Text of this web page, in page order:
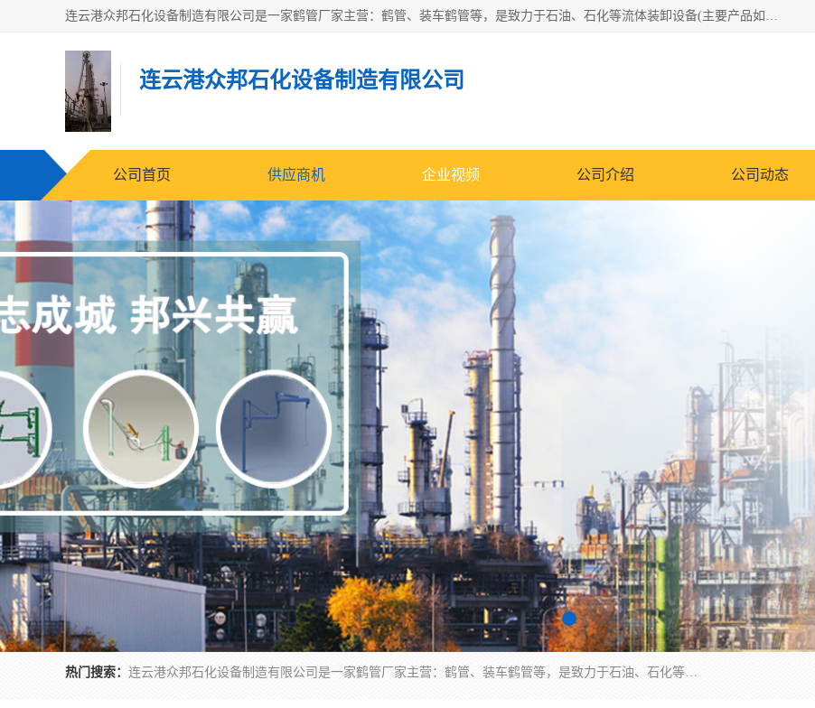
连云港众邦石化设备制造有限公司是一家鹤管厂家主营：鹤管、装车鹤管等，是致力于石油、石化等流体装卸设备(主要产品如鹤管、输油臂、脱缆钩等)的咨询、设计、制造、检测、安装指导、系统调试、维修维护等业务的公司。
连云港众邦石化设备制造有限公司
公司首页 供应商机 企业视频 公司介绍 公司动态
热门搜索： 连云港众邦石化设备制造有限公司是一家鹤管厂家主营：鹤管、装车鹤管等，是致力于石油、石化等流体装卸设备(主要产品如鹤管、输油臂、脱缆钩等)的咨询、设计、制造、检测、安装指导、系统调试、维修维护等业务的公司。